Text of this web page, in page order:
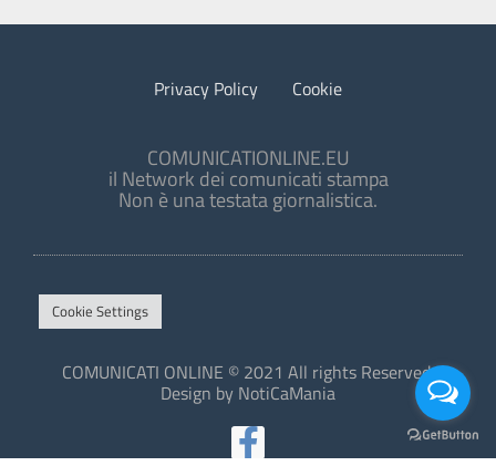
Privacy Policy Cookie
COMUNICATIONLINE.EU
il Network dei comunicati stampa
Non è una testata giornalistica.
Cookie Settings
COMUNICATI ONLINE © 2021 All rights Reserved.
Design by NotiCaMania